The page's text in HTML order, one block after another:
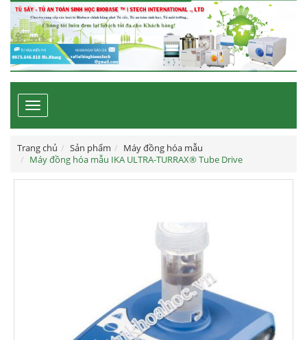
Toggle
navigation
Trang chủ Sản phẩm
Máy đồng hóa mẫu
Máy đồng hóa mẫu IKA ULTRA-TURRAX® Tube Drive